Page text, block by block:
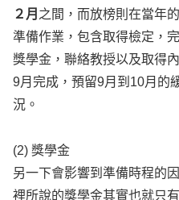
２月 之間，而放榜則在當年的
準備作業，包含取得檢定，
獎學金，聯絡教授以及取得
9月完成，預留9月到10月的
況。
(2) 獎學金
另一下會影響到準備時程的
裡所說的獎學金其實也就只